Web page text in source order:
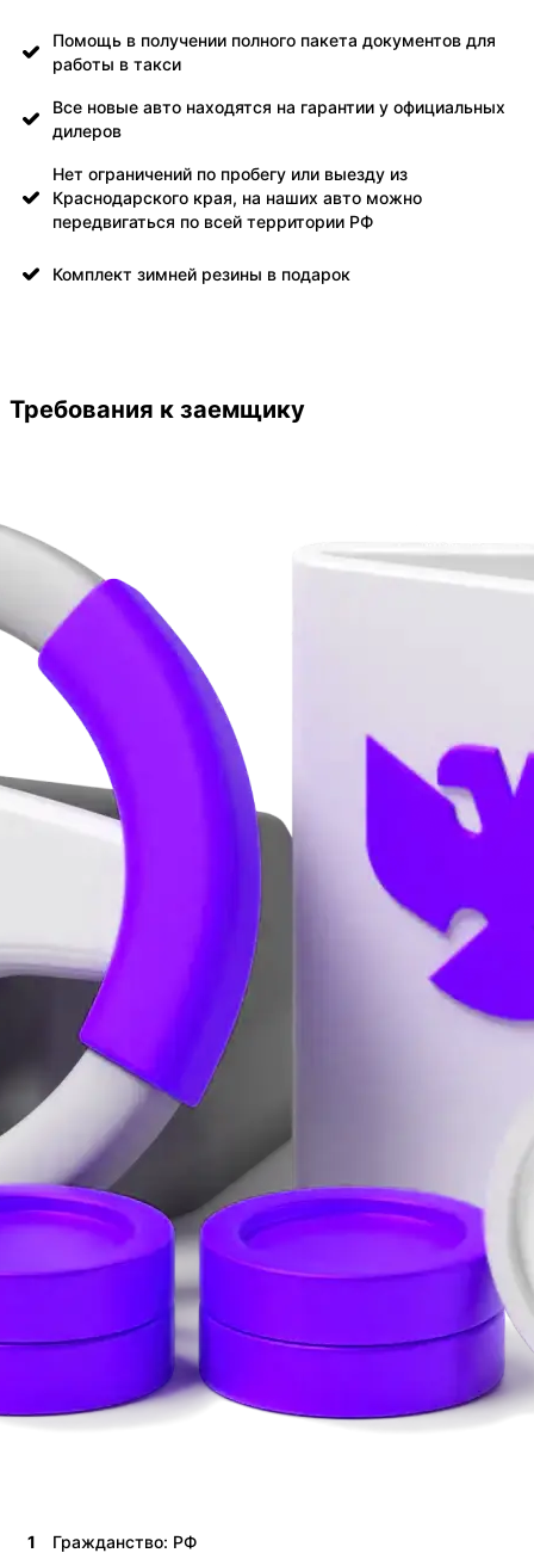
Помощь в получении полного пакета документов для
работы в такси
Все новые авто находятся на гарантии у официальных
дилеров
Нет ограничений по пробегу или выезду из
Краснодарского края, на наших авто можно
передвигаться по всей территории РФ
Комплект зимней резины в подарок
Требования к заемщику
1 Гражданство: РФ